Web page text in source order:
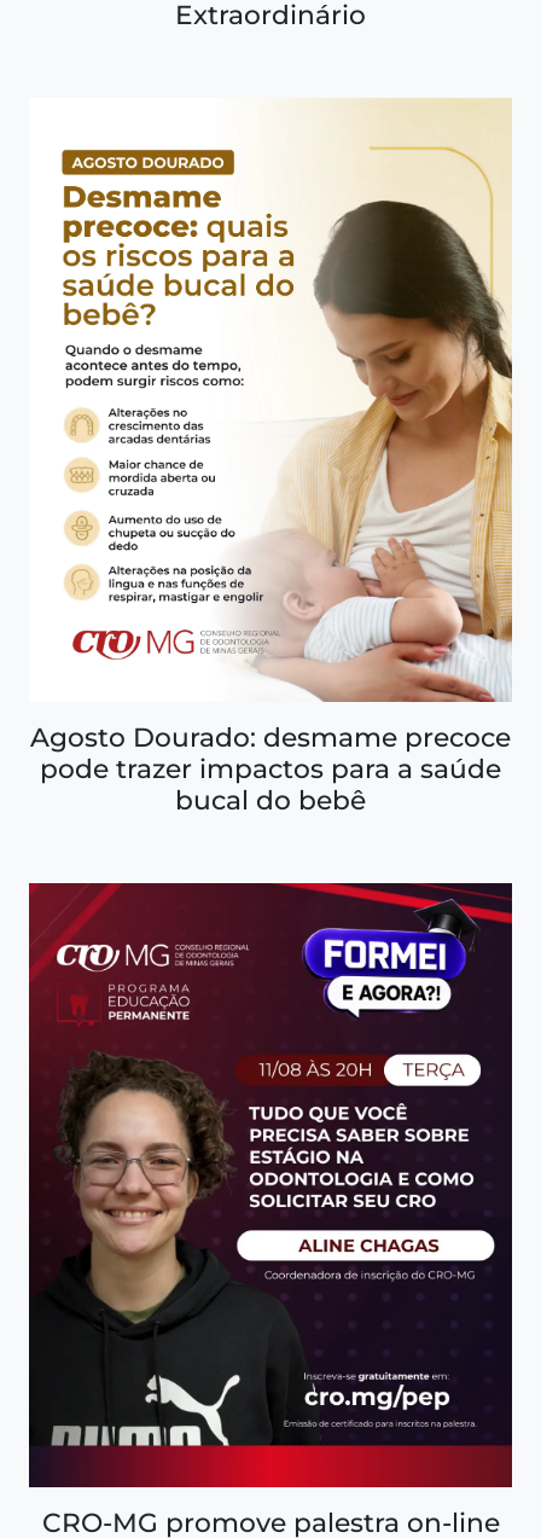
Extraordinário
Agosto Dourado: desmame precoce
pode trazer impactos para a saúde
bucal do bebê
CRO-MG promove palestra on-line